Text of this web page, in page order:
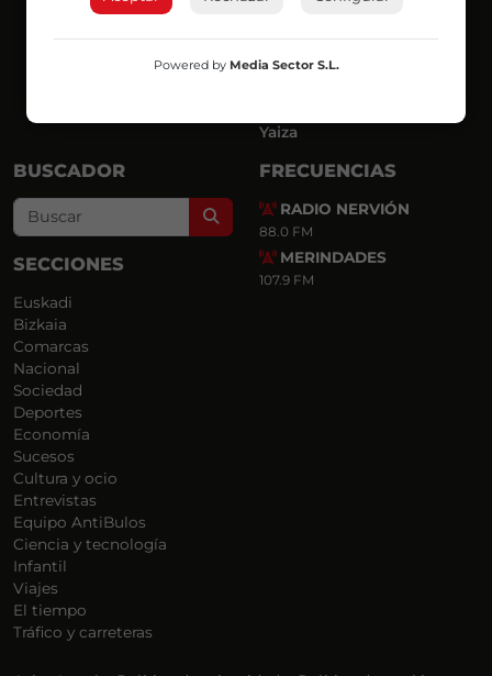
Mar y Cielo
Miguel Ángel
Yaiza
BUSCADOR
Search
SECCIONES
Euskadi
Bizkaia
Comarcas
Nacional
Sociedad
Deportes
Economía
Sucesos
Cultura y ocio
Entrevistas
Equipo AntiBulos
Ciencia y tecnología
Infantil
Viajes
El tiempo
Tráfico y carreteras
FRECUENCIAS
RADIO NERVIÓN
88.0 FM
MERINDADES
107.9 FM
Powered by Media Sector S.L.